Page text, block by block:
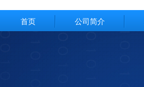
首页 公司简介